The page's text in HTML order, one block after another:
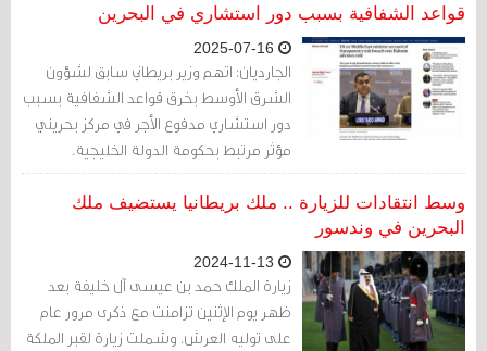
قواعد الشفافية بسبب دور استشاري في البحرين
الجارديان: ‏اتهم وزير بريطاني سابق لشؤون
الشرق الأوسط بخرق قواعد الشفافية بسبب
دور استشاري مدفوع الأجر في مركز بحريني
مؤثر مرتبط بحكومة الدولة الخليجية.
وسط انتقادات للزيارة .. ملك بريطانيا يستضيف ملك
البحرين في وندسور
زيارة الملك حمد بن عيسى آل خليفة بعد
ظهر يوم الإثنين تزامنت مع ذكرى مرور عام
على توليه العرش. وشملت زيارة لقبر الملكة